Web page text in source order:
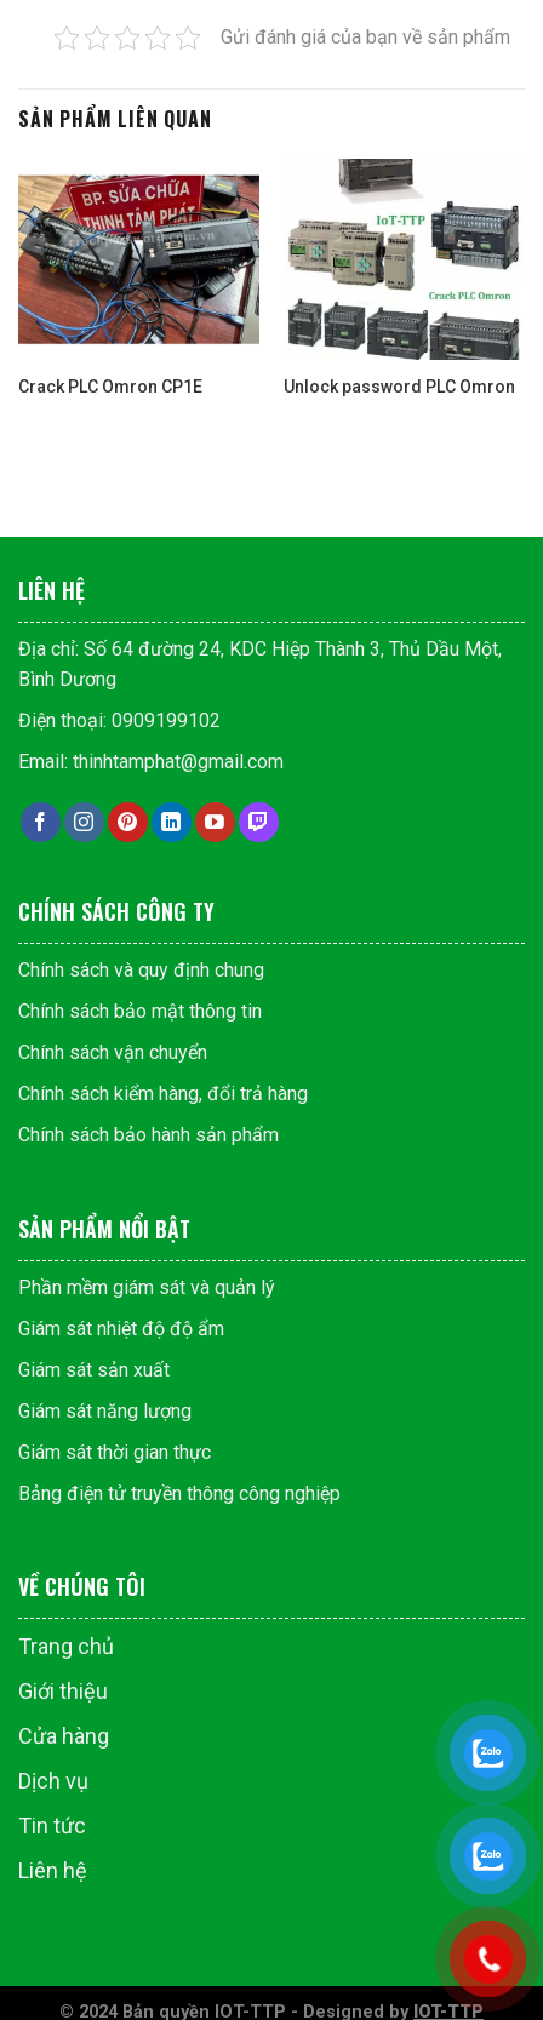
SẢN PHẨM LIÊN QUAN
Crack PLC Omron CP1E Unlock password PLC Omron
LIÊN HỆ
Địa chỉ: Số 64 đường 24, KDC Hiệp Thành 3, Thủ Dầu Một,
Bình Dương
Điện thoại: 0909199102
Email: thinhtamphat@gmail.com
CHÍNH SÁCH CÔNG TY
Chính sách và quy định chung
Chính sách bảo mật thông tin
Chính sách vận chuyển
Chính sách kiểm hàng, đổi trả hàng
Chính sách bảo hành sản phẩm
SẢN PHẨM NỔI BẬT
Phần mềm giám sát và quản lý
Giám sát nhiệt độ độ ẩm
Giám sát sản xuất
Giám sát năng lượng
Giám sát thời gian thực
Bảng điện tử truyền thông công nghiệp
VỀ CHÚNG TÔI
Trang chủ
Giới thiệu
Cửa hàng
Dịch vụ
Tin tức
Liên hệ
© 2024 Bản quyền IOT-TTP - Designed by IOT-TTP